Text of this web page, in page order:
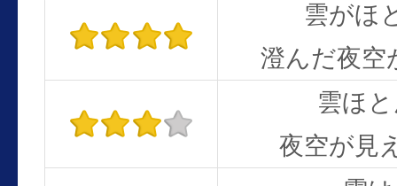
雲がほ
澄んだ夜空
雲ほ
夜空が見